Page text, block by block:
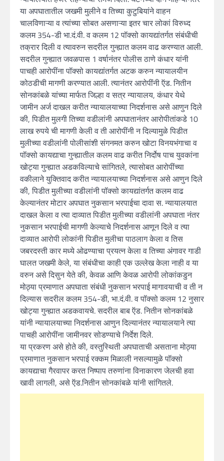
या अपघातातील जखमी मुलीने व तिच्या कुटुबियांने वाहन
चालविणाऱ्या व त्यांच्या सोबत असणाऱ्या इतर चार लोकां विरुध्द
कलम 354-डी भा.दं.वी. व कलम 12 पॉक्सो कायद्यांतर्गत संबंधीची
तक्रार दिली व त्यावरुन सदरील गुन्ह्यात कलम वाढ करण्यात आली.
सदरील गुन्ह्यात जवळपास 1 वर्षानंतर पोलीस ठाणे कंधार यांनी
पाचही आरोपींना पॉक्सो कायद्यांतर्गत अटक करुन न्यायालयीन
कोठडीची मागणी करण्यात आली. त्यानंतर आरोपींनी ऍड. नितीन
सोनकांबळे यांच्या मार्फत जिल्हा व सत्र न्यायालय, कंधार येथे
जामीन अर्ज दाखल करीत न्यायालयाच्या निदर्शनास असे आणुन दिले
की, पिडीत मुलगी तिच्या वडीलांनी अपघातानंतर आरोपीतांकडे 10
लाख रुपये ची मागणी केली व ती आरोपींनी न दिल्यामुळे पिडीत
मुलीच्या वडीलांनी पोलीसांशी संगनमत करुन खोटा विनयभंगाचा व
पॉक्सो कायद्याचा गुन्ह्यातील कलम वाढ करीत निर्दोष पाच युवकांना
खोट्या गुन्ह्यात अडकविल्याचे सांगितले, त्यासोबत आरोपींच्या
वकीलाने युक्तिवाद करीत न्यायालयाच्या निदर्शनास असे आणुन दिले
की, पिडीत मुलीच्या वडीलांनी पॉक्सो कायद्यांतर्गत कलम वाढ
केल्यानंतर मोटार अपघात नुकसान भरपाईचा दावा स. न्यायालयात
दाखल केला व त्या दाव्यात पिडीत मुलीच्या वडीलांनी अपघाता नंतर
नुकसान भरपाईची मागणी केल्याचे निदर्शनास आणून दिले व त्या
दाव्यात आरोपी लोकांनी पिडीत मुलीचा पाठलाग केला व तिस
जबरदस्ती कार मध्ये ओढण्याचा प्रयत्न केला व तिच्या अंगावर गाडी
घालत जखमी केले, या संबंधीचा काही एक उल्लेख केला नाही व या
वरुन असे दिसुन येते की, केवळ आणि केवळ आरोपी लोकांकडुन
मोठ्या प्रमाणात अपघाता संबंधी नुकसान भरपाई मागावयाची व ती न
दिल्यास सदरील कलम 354-डी, भा.दं.वी. व पॉक्सो कलम 12 नुसार
खोट्या गुन्ह्यात अडकवायचे. सदरील बाब ऍड. नितीन सोनकांबळे
यांनी न्यायालयाच्या निदर्शनास आणुन दिल्यानंतर न्यायालयाने त्या
पाचही आरोपींना जामीनवर सोडण्याचे निर्देश दिले.
या प्रकरण असे होते की, वस्तुस्थिती अपघाताची असताना मोठ्या
प्रमाणात नुकसान भरपाई रक्कम मिळाली नसल्यामुळे पॉक्सो
कायद्याचा गैरवापर करत निष्पाप तरुणांना विनाकारण जेलची हवा
खावी लागली, असे ऍड.नितीन सोनकांबळे यांनी सांगितले.